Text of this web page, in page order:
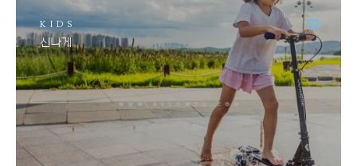
KIDS
신나게